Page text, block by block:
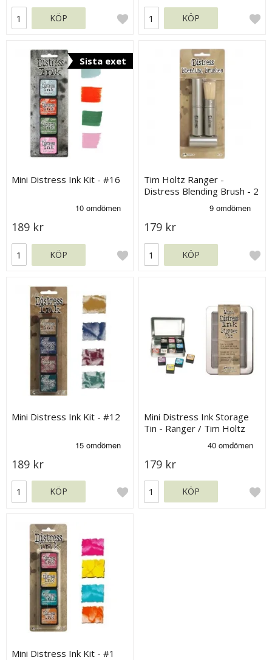
KÖP KÖP
Sista exet
Mini Distress Ink Kit - #16
189 kr
KÖP
Tim Holtz Ranger -
Distress Blending Brush - 2
179 kr
KÖP
Mini Distress Ink Kit - #12
189 kr
KÖP
Mini Distress Ink Storage
Tin - Ranger / Tim Holtz
179 kr
KÖP
Mini Distress Ink Kit - #1